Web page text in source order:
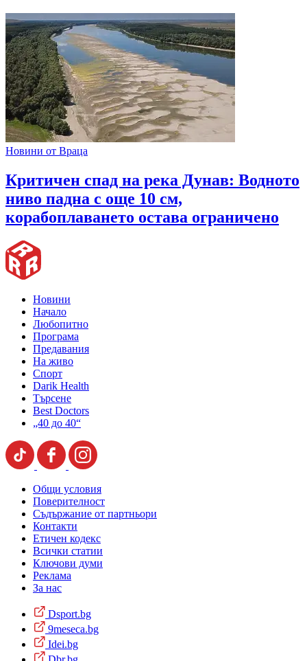
Новини от Враца
Критичен спад на река Дунав: Водното
ниво падна с още 10 см,
корабоплаването остава ограничено
Новини
Начало
Любопитно
Програма
Предавания
На живо
Спорт
Darik Health
Търсене
Best Doctors
„40 до 40“
Общи условия
Поверителност
Съдържание от партньори
Контакти
Етичен кодекс
Всички статии
Ключови думи
Реклама
За нас
Dsport.bg
9meseca.bg
Idei.bg